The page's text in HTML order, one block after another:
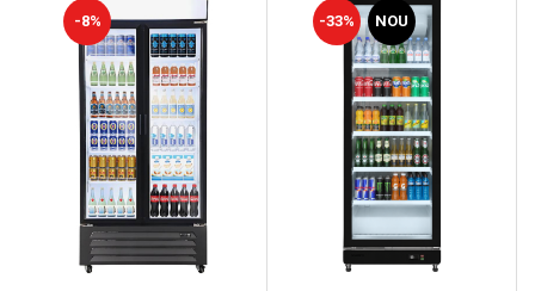
-8% -33% NOU